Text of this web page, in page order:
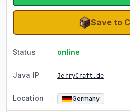
Save to
Status online
Java IP JerryCraft.de
Location Germany